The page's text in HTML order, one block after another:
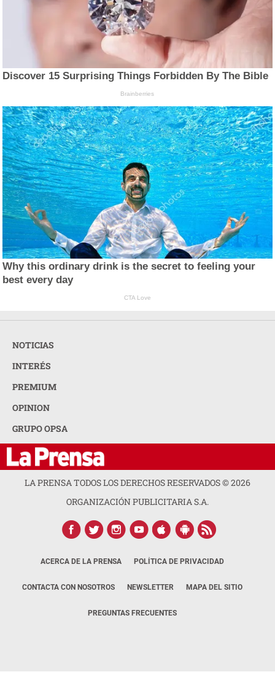
Discover 15 Surprising Things Forbidden By The Bible
Brainberries
Why this ordinary drink is the secret to feeling your
best every day
CTA Love
NOTICIAS
INTERÉS
PREMIUM
OPINION
GRUPO OPSA
LA PRENSA TODOS LOS DERECHOS RESERVADOS ©2026
ORGANIZACIÓN PUBLICITARIA S.A.
ACERCA DE LA PRENSA POLÍTICA DE PRIVACIDAD
CONTACTA CON NOSOTROS NEWSLETTER MAPA DEL SITIO
PREGUNTAS FRECUENTES